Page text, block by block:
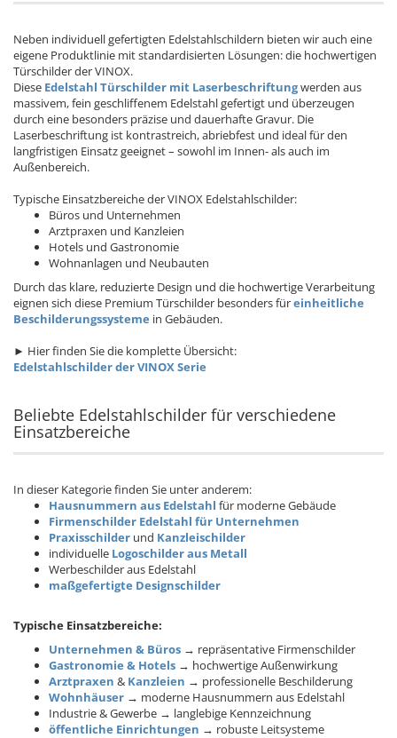
Neben individuell gefertigten Edelstahlschildern bieten wir auch eine
eigene Produktlinie mit standardisierten Lösungen: die hochwertigen
Türschilder der VINOX.
Diese Edelstahl Türschilder mit Laserbeschriftungwerden aus
massivem, fein geschliffenem Edelstahl gefertigt und überzeugen
durch eine besonders präzise und dauerhafte Gravur. Die
Laserbeschriftung ist kontrastreich, abriebfest und ideal für den
langfristigen Einsatz geeignet – sowohl im Innen- als auch im
Außenbereich.
Typische Einsatzbereiche der VINOX Edelstahlschilder:
Büros und Unternehmen
Arztpraxen und Kanzleien
Hotels und Gastronomie
Wohnanlagen und Neubauten
Durch das klare, reduzierte Design und die hochwertige Verarbeitung
eignen sich diese Premium Türschilder besonders füreinheitliche
Beschilderungssysteme in Gebäuden.
► Hier finden Sie die komplette Übersicht:
Edelstahlschilder der VINOX Serie
Beliebte Edelstahlschilder für verschiedene
Einsatzbereiche
In dieser Kategorie finden Sie unter anderem:
Hausnummern aus Edelstahl für moderne Gebäude
Firmenschilder Edelstahl für Unternehmen
Praxisschilder und Kanzleischilder
individuelle Logoschilder aus Metall
Werbeschilder aus Edelstahl
maßgefertigte Designschilder
Typische Einsatzbereiche:
Unternehmen & Büros → repräsentative Firmenschilder
Gastronomie & Hotels → hochwertige Außenwirkung
Arztpraxen & Kanzleien → professionelle Beschilderung
Wohnhäuser → moderne Hausnummern aus Edelstahl
Industrie & Gewerbe → langlebige Kennzeichnung
öffentliche Einrichtungen → robuste Leitsysteme